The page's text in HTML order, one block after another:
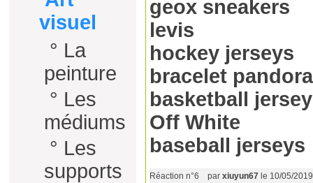
visuel
° La
peinture
° Les
médiums
° Les
supports
geox sneakers
levis
hockey jerseys
bracelet pandora
basketball
Off White
baseball jerseys
Réaction n°6 par xiuyun67 le 10/05/